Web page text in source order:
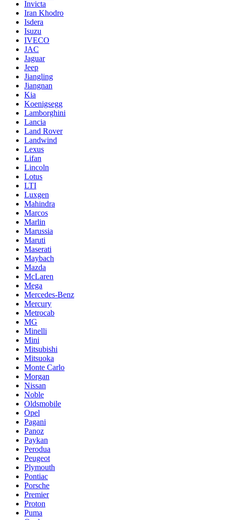
Invicta
Iran Khodro
Isdera
Isuzu
IVECO
JAC
Jaguar
Jeep
Jiangling
Jiangnan
Kia
Koenigsegg
Lamborghini
Lancia
Land Rover
Landwind
Lexus
Lifan
Lincoln
Lotus
LTI
Luxgen
Mahindra
Marcos
Marlin
Marussia
Maruti
Maserati
Maybach
Mazda
McLaren
Mega
Mercedes-Benz
Mercury
Metrocab
MG
Minelli
Mini
Mitsubishi
Mitsuoka
Monte Carlo
Morgan
Nissan
Noble
Oldsmobile
Opel
Pagani
Panoz
Paykan
Perodua
Peugeot
Plymouth
Pontiac
Porsche
Premier
Proton
Puma